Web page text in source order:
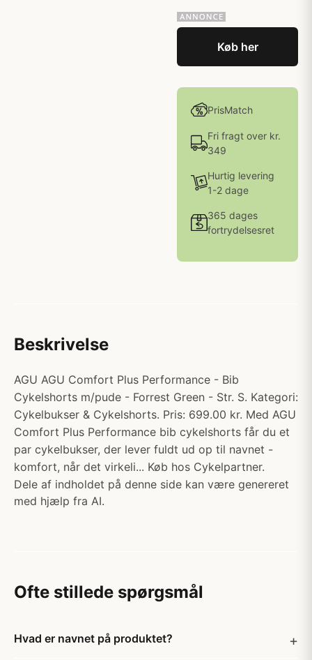
Køb her
PrisMatch
Fri fragt over kr.
349
Hurtig levering
1-2 dage
365 dages
fortrydelsesret
Beskrivelse
AGU AGU Comfort Plus Performance - Bib
Cykelshorts m/pude - Forrest Green - Str. S. Kategori:
Cykelbukser & Cykelshorts. Pris: 699.00 kr. Med AGU
Comfort Plus Performance bib cykelshorts får du et
par cykelbukser, der lever fuldt ud op til navnet -
komfort, når det virkeli... Køb hos Cykelpartner.
Dele af indholdet på denne side kan være genereret
med hjælp fra AI.
Ofte stillede spørgsmål
Hvad er navnet på produktet?